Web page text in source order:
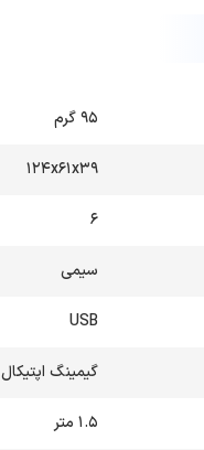
95 گرم
124x61x39
6
سیمی
USB
گیمینگ اپتیکال
1.5 متر